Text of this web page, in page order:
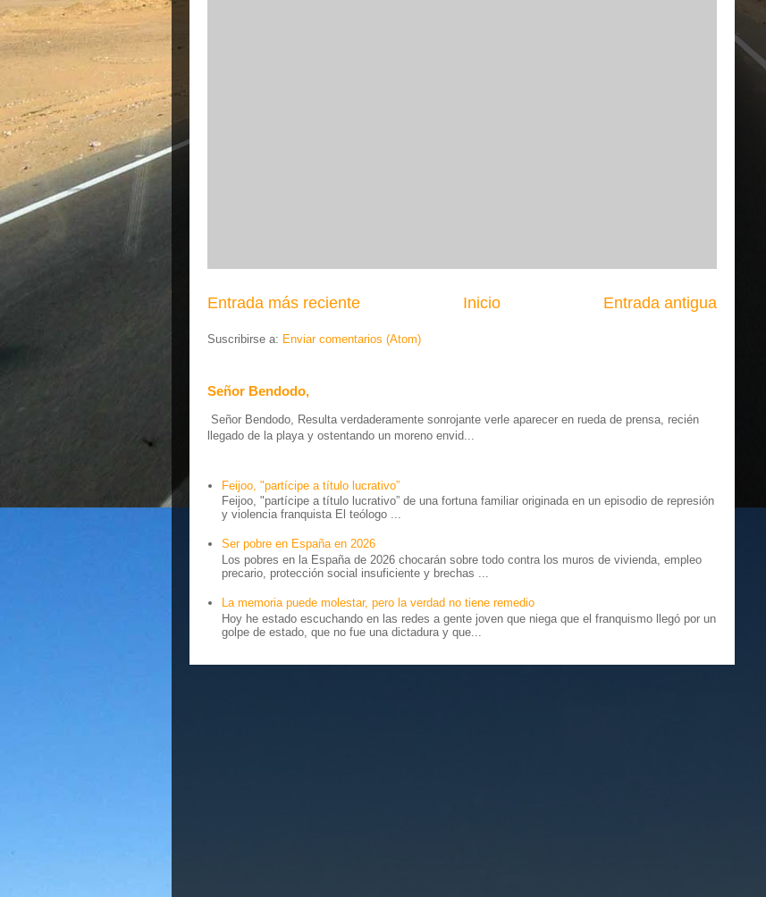
Entrada más reciente Entrada antigua
Inicio
Suscribirse a: Enviar comentarios (Atom)
Señor Bendodo,
Señor Bendodo, Resulta verdaderamente sonrojante verle aparecer en rueda de prensa, recién
llegado de la playa y ostentando un moreno envid...
Feijoo, "partícipe a título lucrativo”
Feijoo, "partícipe a título lucrativo” de una fortuna familiar originada en un episodio de represión
y violencia franquista El teólogo ...
Ser pobre en España en 2026
Los pobres en la España de 2026 chocarán sobre todo contra los muros de vivienda, empleo
precario, protección social insuficiente y brechas ...
La memoria puede molestar, pero la verdad no tiene remedio
Hoy he estado escuchando en las redes a gente joven que niega que el franquismo llegó por un
golpe de estado, que no fue una dictadura y que...